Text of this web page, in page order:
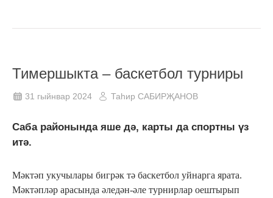
Тимершыкта – баскетбол турниры
31 гыйнвар 2024 Таһир САБИРҖАНОВ
Саба районында яше дә, карты да спортны үз
итә.
Мәктәп укучылары бигрәк тә баскетбол уйнарга ярата.
Мәктәпләр арасында әледән-әле турнирлар оештырып